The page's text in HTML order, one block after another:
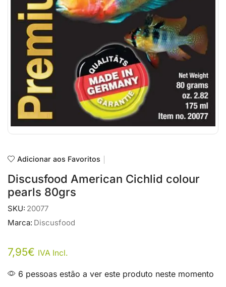
Adicionar aos Favoritos
Discusfood American Cichlid colour
pearls 80grs
SKU: 20077
Marca: Discusfood
7,95€ IVA Incl.
6 pessoas estão a ver este produto neste momento